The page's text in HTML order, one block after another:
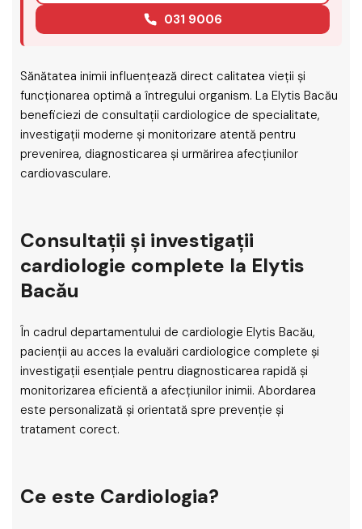
031 9006
Sănătatea inimii influențează direct calitatea vieții și
funcționarea optimă a întregului organism. La Elytis Bacău
beneficiezi de consultații cardiologice de specialitate,
investigații moderne și monitorizare atentă pentru
prevenirea, diagnosticarea și urmărirea afecțiunilor
cardiovasculare.
Consultații și investigații
cardiologie complete la Elytis
Bacău
În cadrul departamentului de cardiologie Elytis Bacău,
pacienții au acces la evaluări cardiologice complete și
investigații esențiale pentru diagnosticarea rapidă și
monitorizarea eficientă a afecțiunilor inimii. Abordarea
este personalizată și orientată spre prevenție și
tratament corect.
Ce este Cardiologia?